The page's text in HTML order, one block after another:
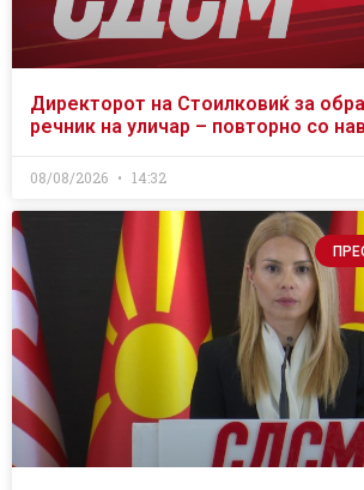
Директорот на Стоилковиќ за
речник на уличар – повторно со
08/08/2026 14:32